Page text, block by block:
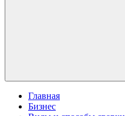
Главная
Бизнес